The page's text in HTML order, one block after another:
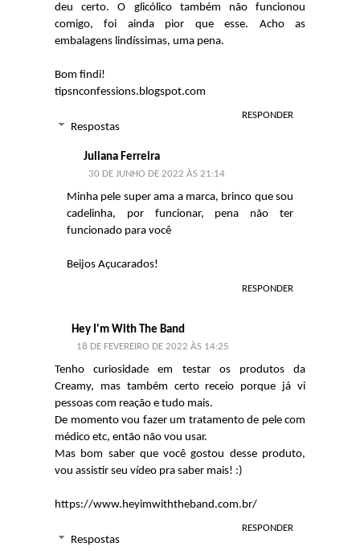
deu certo. O glicólico também não funcionou
comigo, foi ainda pior que esse. Acho as
embalagens lindíssimas, uma pena.
Bom findi!
tipsnconfessions.blogspot.com
RESPONDER
Respostas
Juliana Ferreira
30 DE JUNHO DE 2022 ÀS 21:14
Minha pele super ama a marca, brinco que sou
cadelinha, por funcionar, pena não ter
funcionado para você
Beijos Açucarados!
RESPONDER
Hey I'm With The Band
18 DE FEVEREIRO DE 2022 ÀS 14:25
Tenho curiosidade em testar os produtos da
Creamy, mas também certo receio porque já vi
pessoas com reação e tudo mais.
De momento vou fazer um tratamento de pele com
médico etc, então não vou usar.
Mas bom saber que você gostou desse produto,
vou assistir seu vídeo pra saber mais! :)
https://www.heyimwiththeband.com.br/
RESPONDER
Respostas